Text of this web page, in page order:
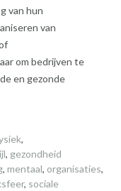
van hun
van
om bedrijven te
en gezonde
,
, gezondheid
, mentaal, organisaties,
, sociale